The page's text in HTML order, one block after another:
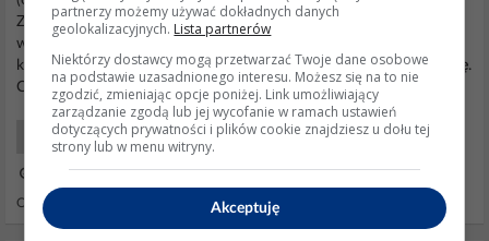
Zależy mi przede wszystkim na wygodnej regulacji głośności
wywołania bo w obecnym ustawia się to zworką wewnątrz co jest
kłopotliwe a w dodatku unifon już i tak zacina się i prosi owymianę.
Co możecie polecić w miejsce obecnego...
Domofony i kontrola dostępu
10 Gru 2017 22:20
Odpowiedzi: 3 Wyświetleń: 3396
partnerzy możemy używać dokładnych danych
geolokalizacyjnych. Lista partnerów
Niektórzy dostawcy mogą przetwarzać Twoje dane osobowe
na podstawie uzasadnionego interesu. Możesz się na to nie
zgodzić, zmieniając opcje poniżej. Link umożliwiający
zarządzanie zgodą lub jej wycofanie w ramach ustawień
dotyczących prywatności i plików cookie znajdziesz u dołu tej
strony lub w menu witryny.
Akceptuję